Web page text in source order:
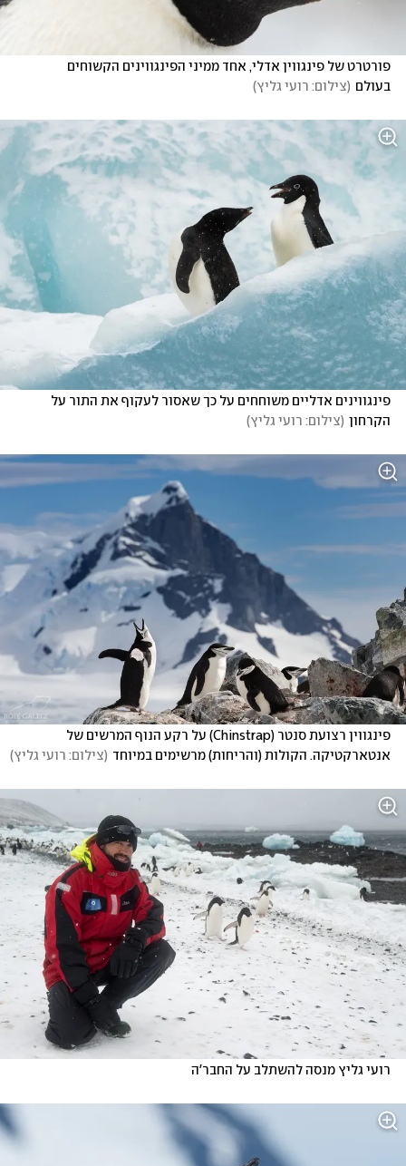
בעולם (צילום: רועי גליץ)
הקרחון (צילום: רועי גליץ)
אנטארקטיקה. הקולות (והריחות) מרשימים במיוחד (צילום: רועי גליץ)
רועי גליץ מנסה להשתלב על החבר'ה